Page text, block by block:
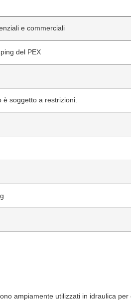
e commerciali
del PEX
soggetto a restrizioni.
ampiamente utilizzati in idraulica per